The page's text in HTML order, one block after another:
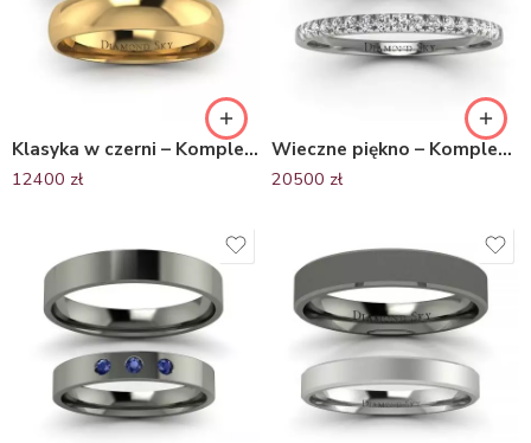
Klasyka w czerni – Komplet obrączek ślubnych z żółtego i czarnego złota, 4,0mm, 4,5mm
12400 zł
Wieczne piękno – Komplet obrączek z białego i czarnego złota z diamentami, 2mm, 3.7mm
20500 zł